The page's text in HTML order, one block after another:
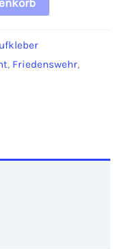
, Friedenswehr,